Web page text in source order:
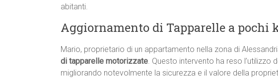
abitanti.
Aggiornamento di Tapparelle a pochi
Mario, proprietario di un appartamento nella zona di
di tapparelle motorizzate. Questo intervento ha reso l’utilizzo
migliorando notevolmente la sicurezza e il valore della